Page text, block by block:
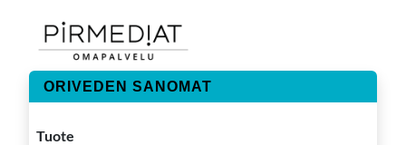
ORIVEDEN SANOMAT
Tuote